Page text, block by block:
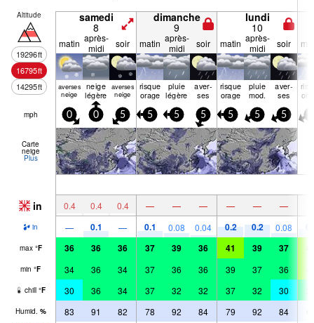
Altitude
19296ft
16795ft
14295ft
samedi
8
dimanche
9
lundi
10
matin après-
midi
soir matin après-
midi
soir matin après-
midi
soir
averses
neige
neige
légère
averses
neige
risque
orage
pluie
légère
aver­
ses
risque
orage
pluie
mod.
aver­
ses
mph 0 0 5 5 5 5 5 5 5
Carte
neige
Plus
in 0.4 0.4 0.4 — — — — — —
in — 0.1 — 0.1 0.08 0.04 0.2 0.2 0.08
max °F 36 36 36 37 39 36 41 39 37
min °F 34 36 34 37 36 36 39 37 36
chill °F 30 36 34 37 32 32 37 32 30
Humid. % 83 91 82 78 92 84 79 92 84